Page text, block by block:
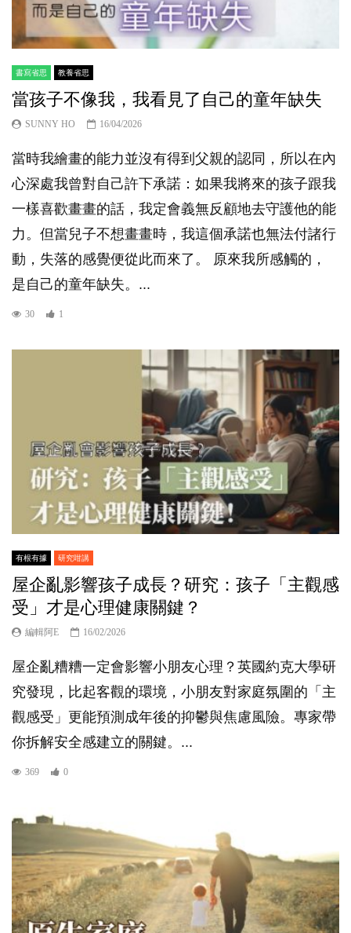
書寫省思 教養省思
當孩子不像我，我看見了自己的童年缺失
SUNNY HO 16/04/2026
當時我繪畫的能力並沒有得到父親的認同，所以在內
心深處我曾對自己許下承諾：如果我將來的孩子跟我
一樣喜歡畫畫的話，我定會義無反顧地去守護他的能
力。但當兒子不想畫畫時，我這個承諾也無法付諸行
動，失落的感覺便從此而來了。 原來我所感觸的，
是自己的童年缺失。...
30 1
有根有據 研究咁講
屋企亂影響孩子成長？研究：孩子「主觀感
受」才是心理健康關鍵？
編輯阿E 16/02/2026
屋企亂糟糟一定會影響小朋友心理？英國約克大學研
究發現，比起客觀的環境，小朋友對家庭氛圍的「主
觀感受」更能預測成年後的抑鬱與焦慮風險。專家帶
你拆解安全感建立的關鍵。...
369 0